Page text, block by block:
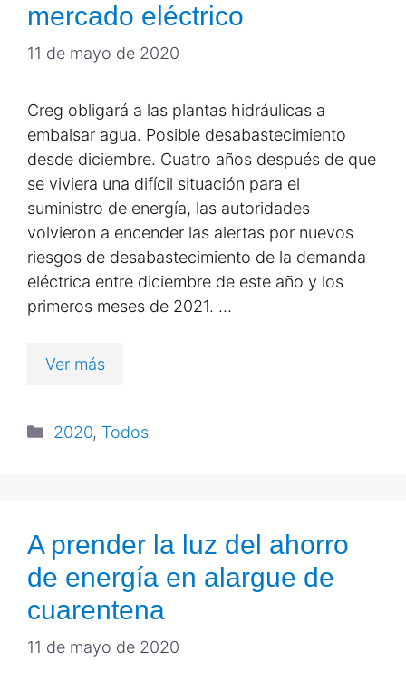
mercado eléctrico
11 de mayo de 2020
Creg obligará a las plantas hidráulicas a
embalsar agua. Posible desabastecimiento
desde diciembre. Cuatro años después de que
se viviera una difícil situación para el
suministro de energía, las autoridades
volvieron a encender las alertas por nuevos
riesgos de desabastecimiento de la demanda
eléctrica entre diciembre de este año y los
primeros meses de 2021. …
Ver más
2020, Todos
A prender la luz del ahorro
de energía en alargue de
cuarentena
11 de mayo de 2020